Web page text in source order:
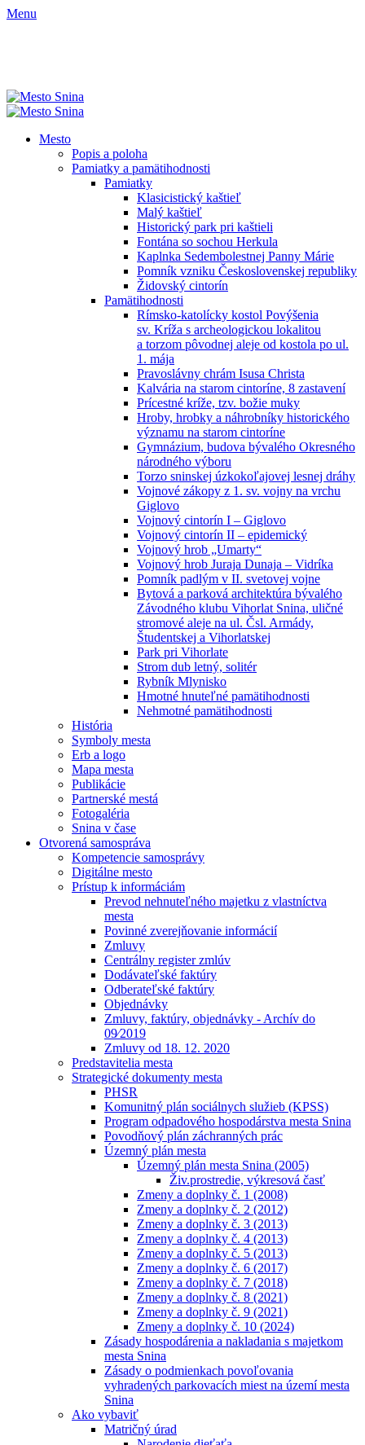
Menu
Mesto
Popis a poloha
Pamiatky a pamätihodnosti
Pamiatky
Klasicistický kaštieľ
Malý kaštieľ
Historický park pri kaštieli
Fontána so sochou Herkula
Kaplnka Sedembolestnej Panny Márie
Pomník vzniku Československej republiky
Židovský cintorín
Pamätihodnosti
Rímsko-katolícky kostol Povýšenia
sv. Kríža s archeologickou lokalitou
a torzom pôvodnej aleje od kostola po ul.
1. mája
Pravoslávny chrám Isusa Christa
Kalvária na starom cintoríne, 8 zastavení
Prícestné kríže, tzv. božie muky
Hroby, hrobky a náhrobníky historického
významu na starom cintoríne
Gymnázium, budova bývalého Okresného
národného výboru
Torzo sninskej úzkokoľajovej lesnej dráhy
Vojnové zákopy z 1. sv. vojny na vrchu
Giglovo
Vojnový cintorín I – Giglovo
Vojnový cintorín II – epidemický
Vojnový hrob „Umarty“
Vojnový hrob Juraja Dunaja – Vidríka
Pomník padlým v II. svetovej vojne
Bytová a parková architektúra bývalého
Závodného klubu Vihorlat Snina, uličné
stromové aleje na ul. Čsl. Armády,
Študentskej a Vihorlatskej
Park pri Vihorlate
Strom dub letný, solitér
Rybník Mlynisko
Hmotné hnuteľné pamätihodnosti
Nehmotné pamätihodnosti
História
Symboly mesta
Erb a logo
Mapa mesta
Publikácie
Partnerské mestá
Fotogaléria
Snina v čase
Otvorená samospráva
Kompetencie samosprávy
Digitálne mesto
Prístup k informáciám
Prevod nehnuteľného majetku z vlastníctva
mesta
Povinné zverejňovanie informácií
Zmluvy
Centrálny register zmlúv
Dodávateľské faktúry
Odberateľské faktúry
Objednávky
Zmluvy, faktúry, objednávky - Archív do
09⁄2019
Zmluvy od 18. 12. 2020
Predstavitelia mesta
Strategické dokumenty mesta
PHSR
Komunitný plán sociálnych služieb (KPSS)
Program odpadového hospodárstva mesta Snina
Povodňový plán záchranných prác
Územný plán mesta
Územný plán mesta Snina (2005)
Živ.prostredie, výkresová časť
Zmeny a doplnky č. 1 (2008)
Zmeny a doplnky č. 2 (2012)
Zmeny a doplnky č. 3 (2013)
Zmeny a doplnky č. 4 (2013)
Zmeny a doplnky č. 5 (2013)
Zmeny a doplnky č. 6 (2017)
Zmeny a doplnky č. 7 (2018)
Zmeny a doplnky č. 8 (2021)
Zmeny a doplnky č. 9 (2021)
Zmeny a doplnky č. 10 (2024)
Zásady hospodárenia a nakladania s majetkom
mesta Snina
Zásady o podmienkach povoľovania
vyhradených parkovacích miest na území mesta
Snina
Ako vybaviť
Matričný úrad